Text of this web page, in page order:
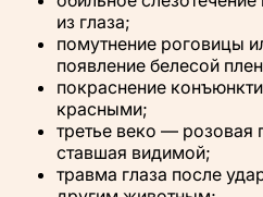
из глаза;
помутнение роговицы
появление белесой
покраснение
красными;
третье веко — розовая
ставшая видимой;
травма глаза после